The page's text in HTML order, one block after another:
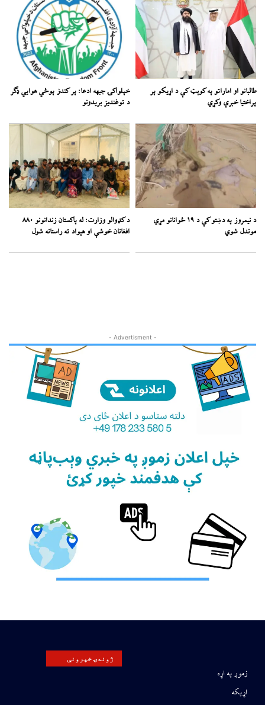
طالبانو او اماراتو په کوېټ کې د اړیکو پر
پراختیا خبرې وکړي
خپلواکۍ جبهه ادعا: پر کندز پوځي هوايي ډګر
د توغندیز بریدونو
د نیمروز په دښتو کې د ۱۹ ځوانانو مړي
موندل شوي
د کډوالو وزارت: له پاکستان زندانونو ۸۸۰
افغانان خوشې او هېواد ته راستانه شول
- Advertisment -
ژوندۍ خپرونې
زموږ په اړه
اړیکه